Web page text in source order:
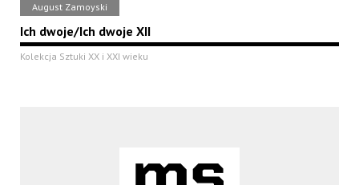
August Zamoyski
Ich dwoje/Ich dwoje XII
Kolekcja Sztuki XX i XXI wieku